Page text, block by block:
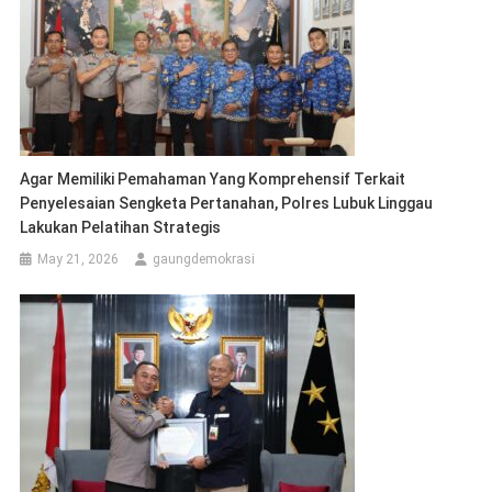
Agar Memiliki Pemahaman Yang Komprehensif Terkait
Penyelesaian Sengketa Pertanahan, Polres Lubuk Linggau
Lakukan Pelatihan Strategis
May 21, 2026 gaungdemokrasi